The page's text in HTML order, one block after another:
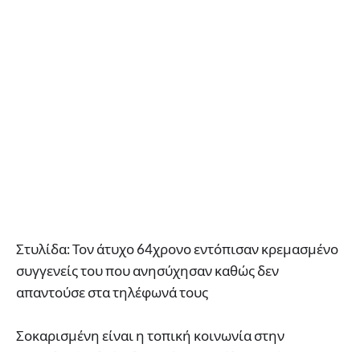
Στυλίδα: Τον άτυχο 64χρονο εντόπισαν κρεμασμένο
συγγενείς του που ανησύχησαν καθώς δεν
απαντούσε στα τηλέφωνά τους
Σοκαρισμένη είναι η τοπική κοινωνία στην